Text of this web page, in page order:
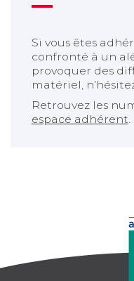
Si vous êtes
confronté à un
provoquer des
matériel,
Retrouvez les
espace adhérent.